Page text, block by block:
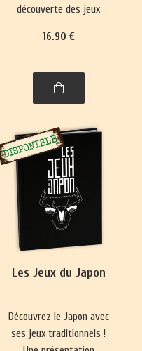
découverte des jeux
Nouvelle-Zélande,
de Brunei.
16.90 €
Les Jeux du Japon
Découvrez le Japon avec
ses jeux traditionnels !